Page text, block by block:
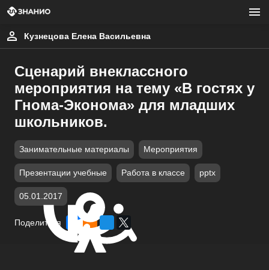
Кузнецова Елена Васильевна
Сценарий внеклассного
мероприятия на тему «В гостях у
Гнома-Эконома» для младших
школьников.
Занимательные материалы Мероприятия
Презентации учебные Работа в классе pptx
05.01.2017
Поделиться